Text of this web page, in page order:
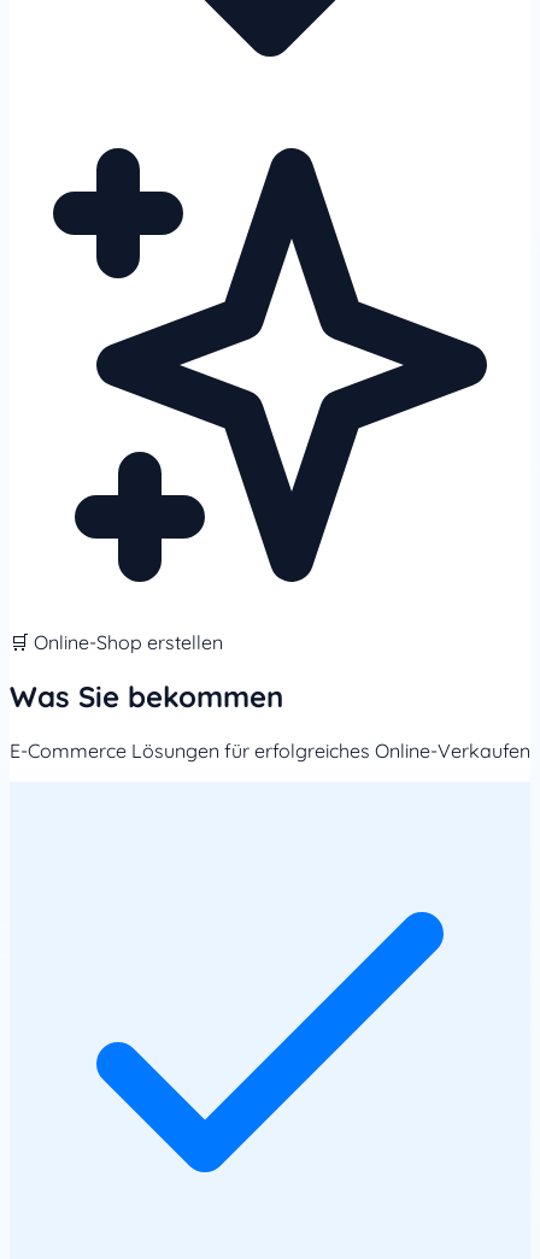
🛒 Online-Shop erstellen
Was Sie bekommen
E-Commerce Lösungen für erfolgreiches Online-Verkaufen